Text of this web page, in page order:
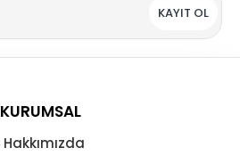
KAYIT OL
KURUMSAL
Hakkımızda